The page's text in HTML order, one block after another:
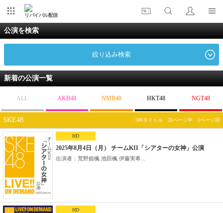
リバイバル配信
公演を検索
絞り込み検索
新着の公演一覧
ALL AKB48 NMB48 HKT48 NGT48
SKE48 586タイトル 20ページ中 1ページ目
HD
2025年8月4日（月） チームKII「シアターの女神」公演
出演者：荒野姫楓 池田楓 伊藤実希...
HD